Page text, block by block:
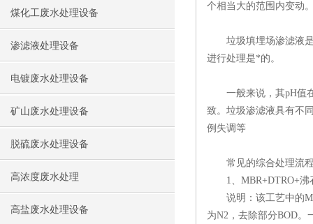
煤化工废水处理设备
渗滤液处理设备
电镀废水处理设备
矿山废水处理设备
脱硫废水处理设备
高浓度废水处理
高盐废水处理设备
个相当大的范围内变动
垃圾填埋场渗滤液是
进行处理是*的。
一般来说，其pH值在4
致。垃圾渗滤液具有不
例失调等
常见的综合处理流
1、MBR+DTRO+沸
说明：该工艺中的
为N2，去除部分BOD。